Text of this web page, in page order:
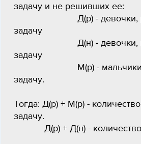
задачу и не решивших ее:
Д(р) - девочки,
задачу
Д(н) - девочки, не
задачу
М(р) - мальчики,
задачу.
Тогда: Д(р) + М(р) -
задачу.
Д(р) + Д(н) - количество